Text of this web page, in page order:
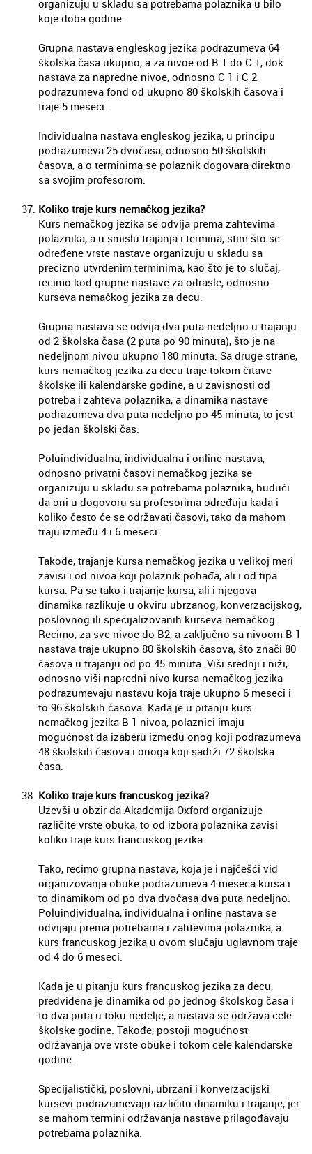
organizuju u skladu sa potrebama polaznika u bilo
koje doba godine.
Grupna nastava engleskog jezika podrazumeva 64
školska časa ukupno, a za nivoe od B 1 do C 1, dok
nastava za napredne nivoe, odnosno C 1 i C 2
podrazumeva fond od ukupno 80 školskih časova i
traje 5 meseci.
Individualna nastava engleskog jezika, u principu
podrazumeva 25 dvočasa, odnosno 50 školskih
časova, a o terminima se polaznik dogovara direktno
sa svojim profesorom.
Koliko traje kurs nemačkog jezika?
Kurs nemačkog jezika se odvija prema zahtevima
polaznika, a u smislu trajanja i termina, stim što se
određene vrste nastave organizuju u skladu sa
precizno utvrđenim terminima, kao što je to slučaj,
recimo kod grupne nastave za odrasle, odnosno
kurseva nemačkog jezika za decu.
Grupna nastava se odvija dva puta nedeljno u trajanju
od 2 školska časa (2 puta po 90 minuta), što je na
nedeljnom nivou ukupno 180 minuta. Sa druge strane,
kurs nemačkog jezika za decu traje tokom čitave
školske ili kalendarske godine, a u zavisnosti od
potreba i zahteva polaznika, a dinamika nastave
podrazumeva dva puta nedeljno po 45 minuta, to jest
po jedan školski čas.
Poluindividualna, individualna i online nastava,
odnosno privatni časovi nemačkog jezika se
organizuju u skladu sa potrebama polaznika, budući
da oni u dogovoru sa profesorima određuju kada i
koliko često će se održavati časovi, tako da mahom
traju između 4 i 6 meseci.
Takođe, trajanje kursa nemačkog jezika u velikoj meri
zavisi i od nivoa koji polaznik pohađa, ali i od tipa
kursa. Pa se tako i trajanje kursa, ali i njegova
dinamika razlikuje u okviru ubrzanog, konverzacijskog,
poslovnog ili specijalizovanih kurseva nemačkog.
Recimo, za sve nivoe do B2, a zaključno sa nivoom B 1
nastava traje ukupno 80 školskih časova, što znači 80
časova u trajanju od po 45 minuta. Viši srednji i niži,
odnosno viši napredni nivo kursa nemačkog jezika
podrazumevaju nastavu koja traje ukupno 6 meseci i
to 96 školskih časova. Kada je u pitanju kurs
nemačkog jezika B 1 nivoa, polaznici imaju
mogućnost da izaberu između onog koji podrazumeva
48 školskih časova i onoga koji sadrži 72 školska
časa.
Koliko traje kurs francuskog jezika?
Uzevši u obzir da Akademija Oxford organizuje
različite vrste obuka, to od izbora polaznika zavisi
koliko traje kurs francuskog jezika.
Tako, recimo grupna nastava, koja je i najčešći vid
organizovanja obuke podrazumeva 4 meseca kursa i
to dinamikom od po dva dvočasa dva puta nedeljno.
Poluindividualna, individualna i online nastava se
odvijaju prema potrebama i zahtevima polaznika, a
kurs francuskog jezika u ovom slučaju uglavnom traje
od 4 do 6 meseci.
Kada je u pitanju kurs francuskog jezika za decu,
predviđena je dinamika od po jednog školskog časa i
to dva puta u toku nedelje, a nastava se održava cele
školske godine. Takođe, postoji mogućnost
održavanja ove vrste obuke i tokom cele kalendarske
godine.
Specijalistički, poslovni, ubrzani i konverzacijski
kursevi podrazumevaju različitu dinamiku i trajanje, jer
se mahom termini održavanja nastave prilagođavaju
potrebama polaznika.